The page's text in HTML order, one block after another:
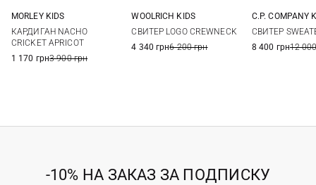
8
10 12
MORLEY KIDS
КАРДИГАН NACHO
CRICKET APRICOT
1 170 грн3 900 грн
WOOLRICH KIDS
СВИТЕР LOGO CREWNECK
4 340 грн6 200 грн
C.P. COMPANY
СВИТЕР
8 400 грн12
-10% НА ЗАКАЗ ЗА ПОДПИСКУ